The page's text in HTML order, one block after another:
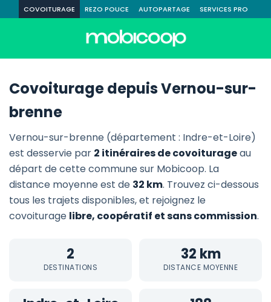
COVOITURAGE REZO POUCE AUTOPARTAGE SERVICES PRO
Covoiturage depuis Vernou-sur-
brenne
Vernou-sur-brenne (département : Indre-et-Loire)
est desservie par 2 itinéraires de covoiturageau
départ de cette commune sur Mobicoop. La
distance moyenne est de 32 km. Trouvez ci-dessous
tous les trajets disponibles, et rejoignez le
covoiturage libre, coopératif et sans commission.
2
DESTINATIONS
32 km
DISTANCE MOYENNE